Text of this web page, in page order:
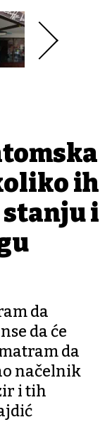
ih
stanju i
da
da će
da
načelnik
i tih